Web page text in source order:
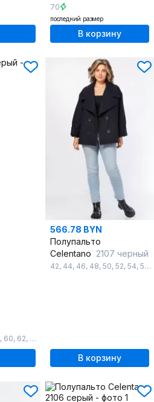
70
последний размер
В корзину
, 60, 62, 64
566.78 BYN
Полупальто
Celentano 2107 черный
42, 44, 46, 48, 50, 52, 54, 56 ,
В корзину